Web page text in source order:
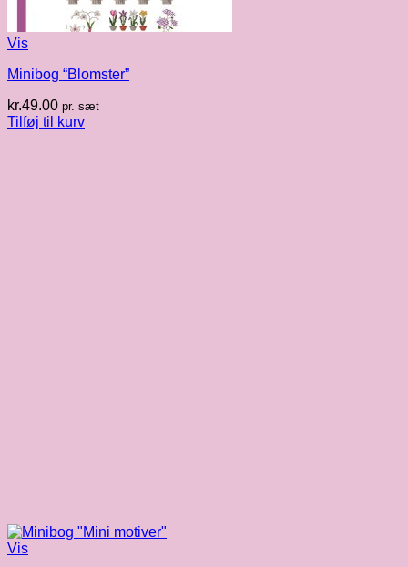
Vis
Minibog “Blomster”
kr.49.00 pr. sæt
Tilføj til kurv
Vis